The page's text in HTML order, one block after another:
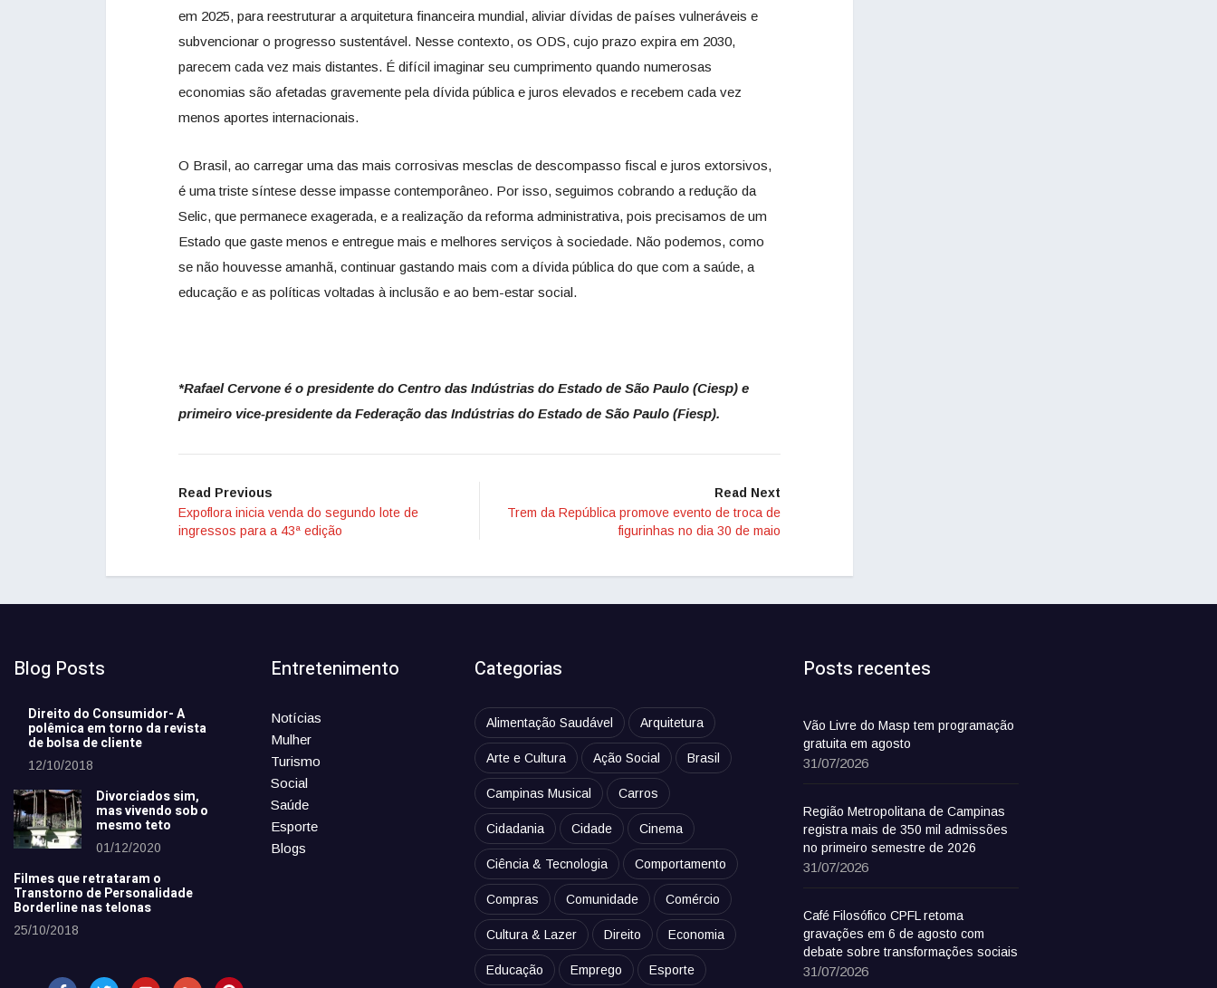
em 2025, para reestruturar a arquitetura financeira mundial, aliviar dívidas de países vulneráveis e
subvencionar o progresso sustentável. Nesse contexto, os ODS, cujo prazo expira em 2030,
parecem cada vez mais distantes. É difícil imaginar seu cumprimento quando numerosas
economias são afetadas gravemente pela dívida pública e juros elevados e recebem cada vez
menos aportes internacionais.
O Brasil, ao carregar uma das mais corrosivas mesclas de descompasso fiscal e juros extorsivos,
é uma triste síntese desse impasse contemporâneo. Por isso, seguimos cobrando a redução da
Selic, que permanece exagerada, e a realização da reforma administrativa, pois precisamos de um
Estado que gaste menos e entregue mais e melhores serviços à sociedade. Não podemos, como
se não houvesse amanhã, continuar gastando mais com a dívida pública do que com a saúde, a
educação e as políticas voltadas à inclusão e ao bem-estar social.
*Rafael Cervone é o presidente do Centro das Indústrias do Estado de São Paulo (Ciesp) e
primeiro vice-presidente da Federação das Indústrias do Estado de São Paulo (Fiesp).
Read Previous
Expoflora inicia venda do segundo lote de
ingressos para a 43ª edição
Read Next
Trem da República promove evento de troca de
figurinhas no dia 30 de maio
Blog Posts
Direito do Consumidor- A
polêmica em torno da revista
de bolsa de cliente
12/10/2018
Divorciados sim,
mas vivendo sob o
mesmo teto
01/12/2020
Filmes que retrataram o
Transtorno de Personalidade
Borderline nas telonas
25/10/2018
Entretenimento
Notícias
Mulher
Turismo
Social
Saúde
Esporte
Blogs
Categorias
Alimentação Saudável Arquitetura
Arte e Cultura Ação Social Brasil
Campinas Musical Carros
Cidadania Cidade Cinema
Ciência & Tecnologia Comportamento
Compras Comunidade Comércio
Cultura & Lazer Direito Economia
Educação Emprego Esporte
Posts recentes
Vão Livre do Masp tem programação
gratuita em agosto
31/07/2026
Região Metropolitana de Campinas
registra mais de 350 mil admissões
no primeiro semestre de 2026
31/07/2026
Café Filosófico CPFL retoma
gravações em 6 de agosto com
debate sobre transformações sociais
31/07/2026